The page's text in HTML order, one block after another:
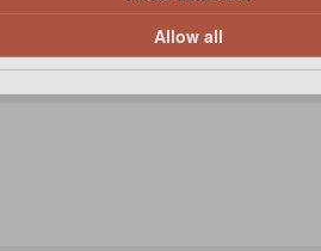
กเส้นขนสู่ชั้นผิวหนัง หอม สะอาด ด้วยสารสกั
Allow all